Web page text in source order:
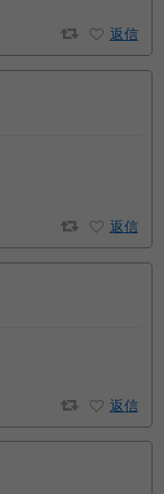
返信
返信
返信